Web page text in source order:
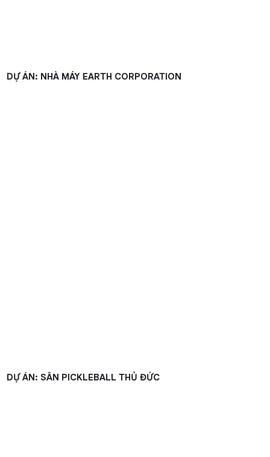
DỰ ÁN: NHÀ MÁY EARTH CORPORATION
DỰ ÁN: SÂN PICKLEBALL THỦ ĐỨC